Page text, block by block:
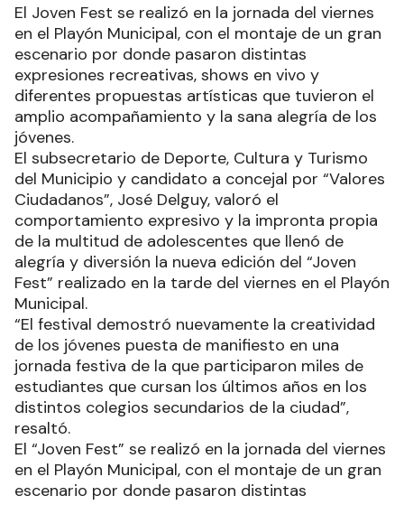
El Joven Fest se realizó en la jornada del viernes
en el Playón Municipal, con el montaje de un gran
escenario por donde pasaron distintas
expresiones recreativas, shows en vivo y
diferentes propuestas artísticas que tuvieron el
amplio acompañamiento y la sana alegría de los
jóvenes.
El subsecretario de Deporte, Cultura y Turismo
del Municipio y candidato a concejal por “Valores
Ciudadanos”, José Delguy, valoró el
comportamiento expresivo y la impronta propia
de la multitud de adolescentes que llenó de
alegría y diversión la nueva edición del “Joven
Fest” realizado en la tarde del viernes en el Playón
Municipal.
“El festival demostró nuevamente la creatividad
de los jóvenes puesta de manifiesto en una
jornada festiva de la que participaron miles de
estudiantes que cursan los últimos años en los
distintos colegios secundarios de la ciudad”,
resaltó.
El “Joven Fest” se realizó en la jornada del viernes
en el Playón Municipal, con el montaje de un gran
escenario por donde pasaron distintas